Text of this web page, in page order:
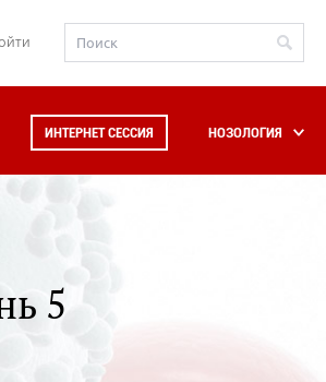
ИНТЕРНЕТ СЕССИЯ НОЗОЛОГИЯ
5